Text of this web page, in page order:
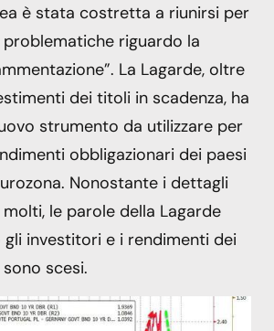
è stata costretta a riunirsi per
riguardo la
La Lagarde, oltre
dei titoli in scadenza, ha
strumento da utilizzare per
obbligazionari dei paesi
Nonostante i dettagli
le parole della Lagarde
investitori e i rendimenti dei
scesi.